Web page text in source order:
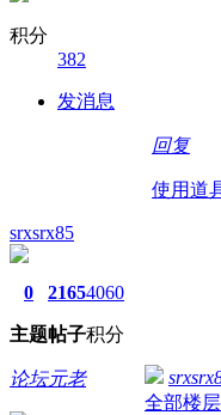
积分
382
发消息
回复
使用道
srxsrx85
0
主题
2165
帖子
4060
积分
论坛元老
全部楼层